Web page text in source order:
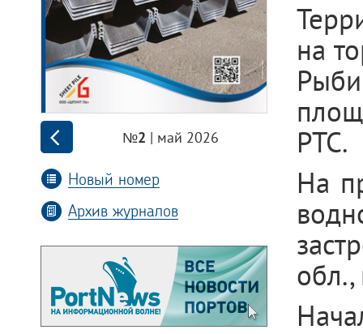
№2 | май 2026
Новый номер
Архив журналов
на
РТС.
На